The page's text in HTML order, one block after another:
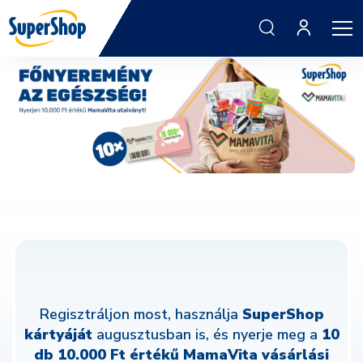
Regisztráljon most, használja SuperShop
kártyáját augusztusban is, és nyerje meg a 10
db 10.000 Ft értékű MamaVita vásárlási